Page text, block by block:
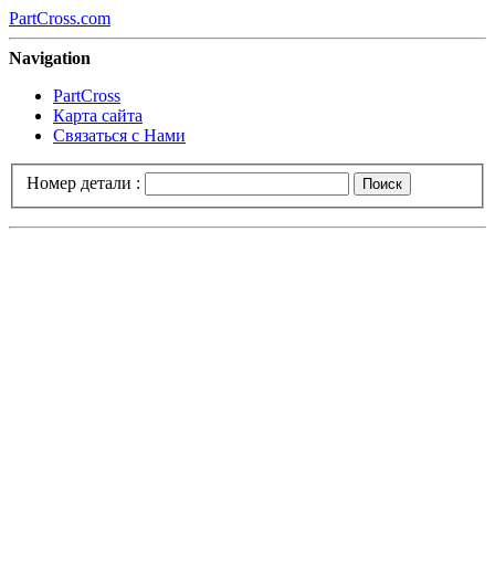
PartCross.com
Navigation
PartCross
Карта сайта
Связаться с Нами
Номер детали : Поиск